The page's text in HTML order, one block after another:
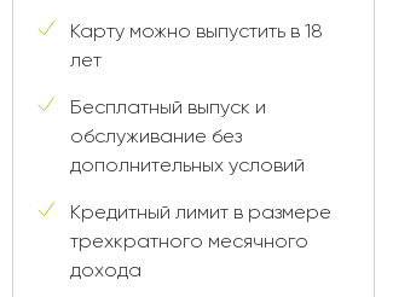
Карту можно выпустить в 18
лет
Бесплатный выпуск и
обслуживание без
дополнительных условий
Кредитный лимит в размере
трехкратного месячного
дохода